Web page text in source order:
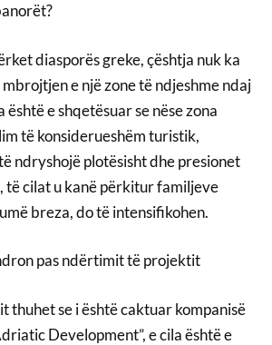
diasporës greke, çështja nuk ka
e një zone të ndjeshme ndaj
e shqetësuar se nëse zona
të konsiderueshëm turistik,
ndryshojë plotësisht dhe presionet
të cilat u kanë përkitur familjeve
breza, do të intensifikohen.
pas ndërtimit të projektit
thuhet se i është caktuar kompanisë
Development”, e cila është e